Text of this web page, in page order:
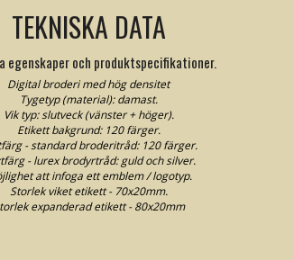
TEKNISKA DATA
egenskaper och produktspecifikationer.
Digital broderi med hög densitet
Tygetyp (material): damast.
Vik typ: slutveck (vänster + höger).
Etikett bakgrund: 120 färger.
- standard broderitråd: 120 färger.
- lurex brodyrtråd: guld och silver.
att infoga ett emblem / logotyp.
Storlek viket etikett - 70x20mm.
expanderad etikett - 80x20mm